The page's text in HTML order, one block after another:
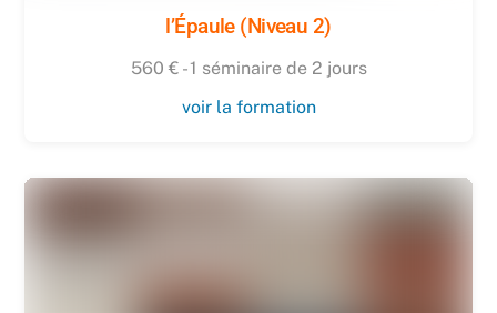
l’Épaule (Niveau 2)
560 € - 1 séminaire de 2 jours
voir la formation